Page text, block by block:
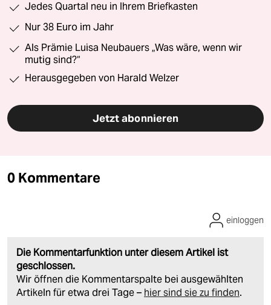
Jedes Quartal neu in Ihrem Briefkasten
Nur 38 Euro im Jahr
Als Prämie Luisa Neubauers „Was wäre, wenn wir
mutig sind?“
Herausgegeben von Harald Welzer
Jetzt abonnieren
0 Kommentare
Die Kommentarfunktion unter diesem Artikel ist
geschlossen.
Wir öffnen die Kommentarspalte bei ausgewählten
Artikeln für etwa drei Tage – hier sind sie zu finden.
einloggen